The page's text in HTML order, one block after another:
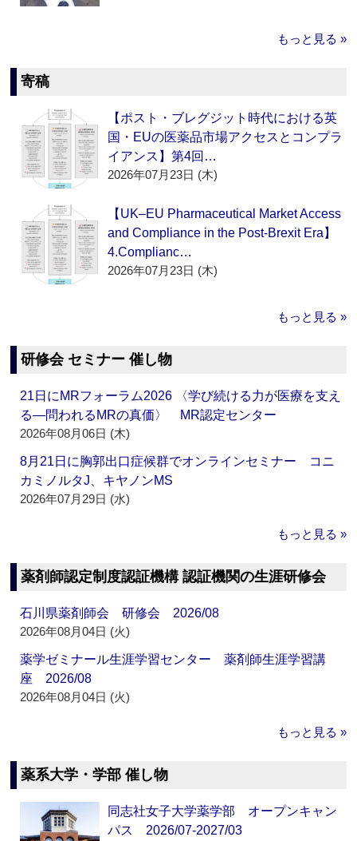
もっと見る »
寄稿
【ポスト・ブレグジット時代における英
国・EUの医薬品市場アクセスとコンプラ
イアンス】第4回…
2026年07月23日 (木)
【UK–EU Pharmaceutical Market Access
and Compliance in the Post-Brexit Era】
4.Complianc…
2026年07月23日 (木)
もっと見る »
研修会 セミナー 催し物
21日にMRフォーラム2026 〈学び続ける力が医療を支え
る―問われるMRの真価〉 MR認定センター
2026年08月06日 (木)
8月21日に胸郭出口症候群でオンラインセミナー コニ
カミノルタJ、キヤノンMS
2026年07月29日 (水)
もっと見る »
薬剤師認定制度認証機構 認証機関の生涯研修会
石川県薬剤師会 研修会 2026/08
2026年08月04日 (火)
薬学ゼミナール生涯学習センター 薬剤師生涯学習講
座 2026/08
2026年08月04日 (火)
もっと見る »
薬系大学・学部 催し物
同志社女子大学薬学部 オープンキャン
パス 2026/07-2027/03